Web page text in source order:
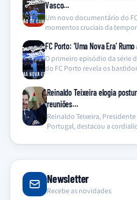
Vasco…
Um novo documentário do
momentos cruciais da
FC Porto: ‘Uma Nova Era’
O primeiro episódio da série
do FC Porto revela os
Reinaldo Teixeira elogia
reuniões…
Reinaldo Teixeira,
Portugal, destacou a
Newsletter
Recebe as novidades